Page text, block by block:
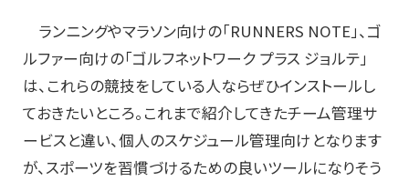
ランニングやマラソン向けの「RUNNERS NOTE」、ゴ
ルファー向けの「ゴルフネットワーク プラス ジョルテ」
は、これらの競技をしている人ならぜひインストールし
ておきたいところ。これまで紹介してきたチーム管理サ
ービスと違い、個人のスケジュール管理向けとなります
が、スポーツを習慣づけるための良いツールになりそう